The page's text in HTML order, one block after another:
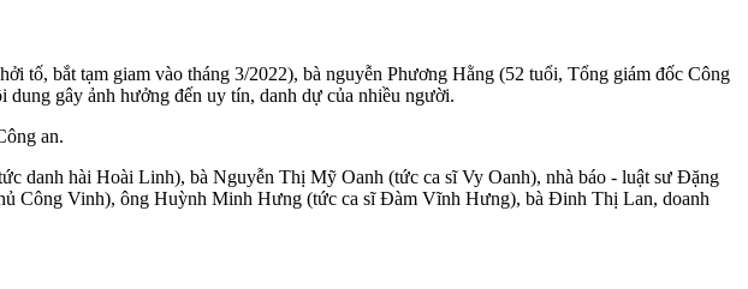
tố, bắt tạm giam vào tháng 3/2022), bà nguyễn Phương Hằng (52 tuổi, Tổng giám đốc Công
gây ảnh hưởng đến uy tín, danh dự của nhiều người.
an.
danh hài Hoài Linh), bà Nguyễn Thị Mỹ Oanh (tức ca sĩ Vy Oanh), nhà báo - luật sư Đặng
Công Vinh), ông Huỳnh Minh Hưng (tức ca sĩ Đàm Vĩnh Hưng), bà Đinh Thị Lan, doanh